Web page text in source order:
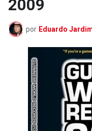
2009
por Eduardo